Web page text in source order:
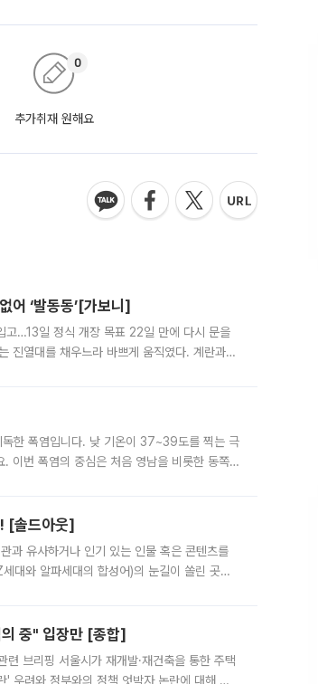
추가취재 원해요
0
어 ‘발동동’[가보니]
고…13일 정식 개장 목표 22일 만에 다시 문을
진열대를 채우느라 바쁘게 움직였다. 계란과
독한 폭염입니다. 낮 기온이 37~39도를 찍는 극
이번 폭염의 중심은 처음 영남을 비롯한 동쪽
[솔드아웃]
과 유사하거나 인기 있는 인물 혹은 콘텐츠를
대와 알파세대의 합성어)의 눈길이 쏠린 곳은
중" 입장만 [종합]
브리핑 서울시가 재개발·재건축을 통한 주택
우려와 정부와의 정책 엇박자 논란에 대해 정